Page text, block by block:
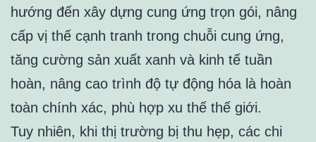
hướng đến xây dựng cung ứng trọn gói, nâng
cấp vị thế cạnh tranh trong chuỗi cung ứng,
tăng cường sản xuất xanh và kinh tế tuần
hoàn, nâng cao trình độ tự động hóa là hoàn
toàn chính xác, phù hợp xu thế thế giới.
Tuy nhiên, khi thị trường bị thu hẹp, các chi